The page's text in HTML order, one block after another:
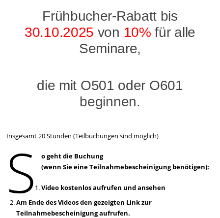
Frühbucher-Rabatt bis
30.10.2025 von 10% für alle
Seminare,
die mit O501 oder O601
beginnen.
Insgesamt 20 Stunden (Teilbuchungen sind möglich)
S
o geht die Buchung
(wenn Sie eine Teilnahmebescheinigung benötigen):
Video kostenlos aufrufen und ansehen
Am Ende des Videos den gezeigten Link zur
Teilnahmebescheinigung aufrufen.